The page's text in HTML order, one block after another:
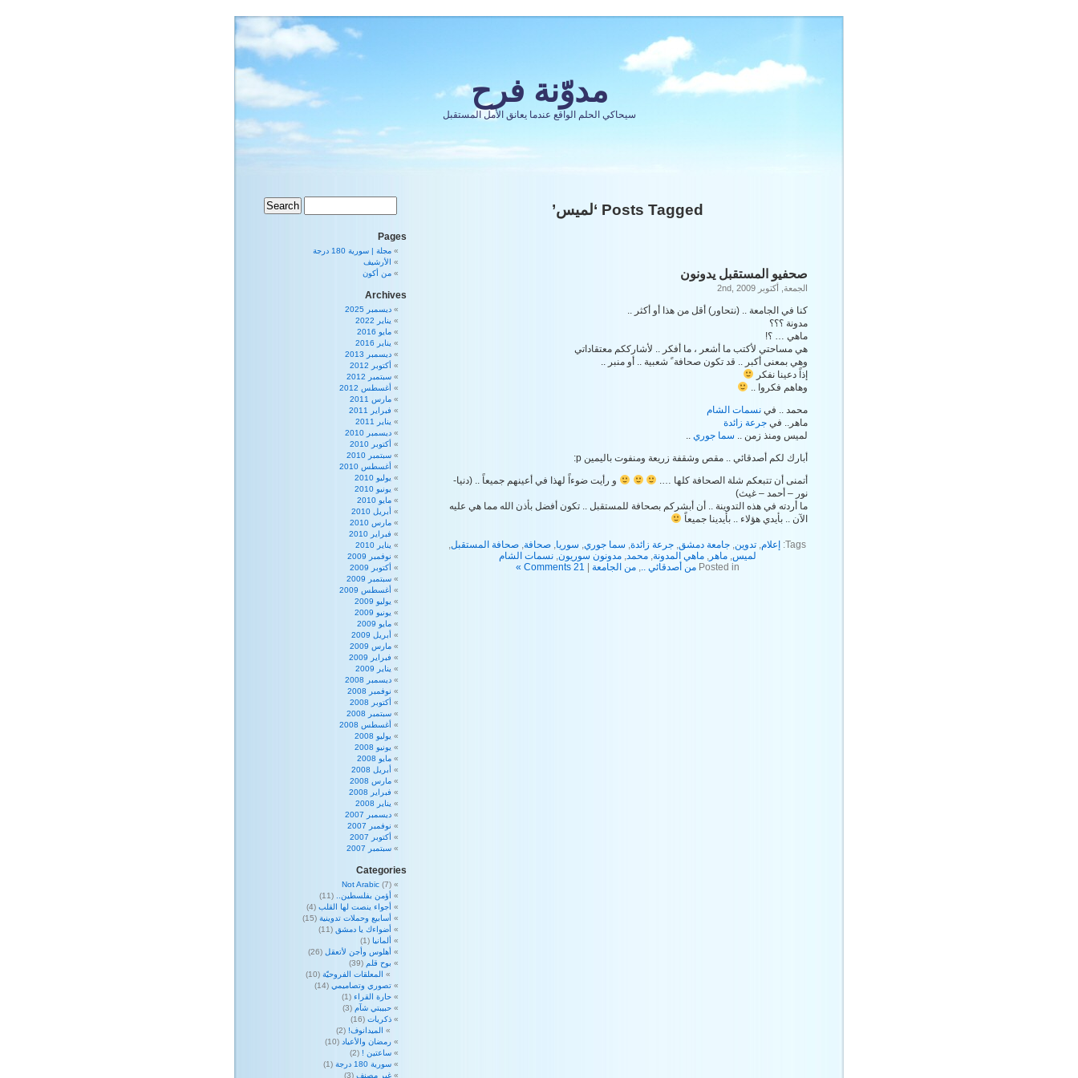
مدوّنة فرح
سيحاكي الحلم الواقع عندما يعانق الأمل المستقبل
Posts Tagged ‘لميس’
صحفيو المستقبل يدونون
الجمعة, أكتوبر 2nd, 2009
كنا في الجامعة .. (نتحاور) أقل من هذا أو أكثر ..
مدونة ؟؟؟
ماهي … ؟!
هي مساحتي لأكتب ما أشعر ، ما أفكر .. لأشارككم معتقاداتي
وهي بمعنى أكبر .. قد تكون صحافة ً شعبية .. أو منبر ..
إذاً دعينا نفكر
وهاهم فكروا ..
محمد .. في نسمات الشام
ماهر.. في جرعة زائدة
لميس ومنذ زمن .. سما جوري ..
أبارك لكم أصدقائي .. مقص وشقفة زريعة ومنفوت باليمين p:
أتمنى أن تتبعكم شلة الصحافة كلها ….
و رأيت ضوءاً لهذا في أعينهم جميعاً .. (دنيا-
نور – أحمد – غيث)
ما أردته في هذه التدوينة .. أن أبشركم بصحافة للمستقبل .. تكون أفضل بأذن الله مما هي عليه
الآن .. بأيدي هؤلاء .. بأيدينا جميعاً
Tags: إعلام, تدوين, جامعة دمشق, جرعة زائدة, سما جوري, سوريا, صحافة, صحافة المستقبل,
لميس,ماهر,ماهي المدونة,محمد,مدونون سوريون,نسمات الشام
Posted in من أصدقائي ..,من الجامعة 21 Comments »
Pages
مجلة | سورية 180 درجة
الأرشيف
من أكون
Archives
ديسمبر 2025
يناير 2022
مايو 2016
يناير 2016
ديسمبر 2013
أكتوبر 2012
سبتمبر 2012
أغسطس 2012
مارس 2011
فبراير 2011
يناير 2011
ديسمبر 2010
أكتوبر 2010
سبتمبر 2010
أغسطس 2010
يوليو 2010
يونيو 2010
مايو 2010
أبريل 2010
مارس 2010
فبراير 2010
يناير 2010
نوفمبر 2009
أكتوبر 2009
سبتمبر 2009
أغسطس 2009
يوليو 2009
يونيو 2009
مايو 2009
أبريل 2009
مارس 2009
فبراير 2009
يناير 2009
ديسمبر 2008
نوفمبر 2008
أكتوبر 2008
سبتمبر 2008
أغسطس 2008
يوليو 2008
يونيو 2008
مايو 2008
أبريل 2008
مارس 2008
فبراير 2008
يناير 2008
ديسمبر 2007
نوفمبر 2007
أكتوبر 2007
سبتمبر 2007
Categories
Not Arabic (7)
أؤمن بفلسطين..
(11)
أجواء ينصت لها القلب (4)
أسابيع وحملات تدوينية (15)
أضواءك يا دمشق (11)
ألمانيا (1)
أهلوس وأجن لأتعقل (26)
بوح قلم (39)
المعلقات الفروحيّة (10)
تصوري وتصاميمي (14)
حارة القراء (1)
حبيبتي شآم (3)
ذكريات (16)
الميدانوف! (2)
رمضان والأعياد (10)
ساعتين ! (2)
سورية 180 درجة
(1)
غير مصنف (3)